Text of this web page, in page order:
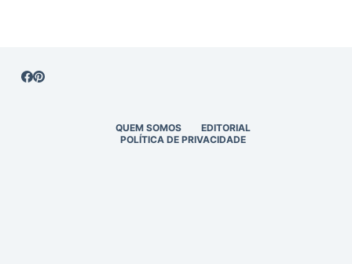
QUEM SOMOS
EDITORIAL
POLÍTICA DE PRIVACIDADE